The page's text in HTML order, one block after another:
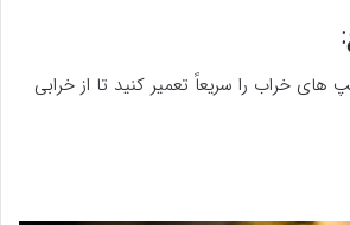
خراب را سریعاً تعمیر کنید تا از خرابی